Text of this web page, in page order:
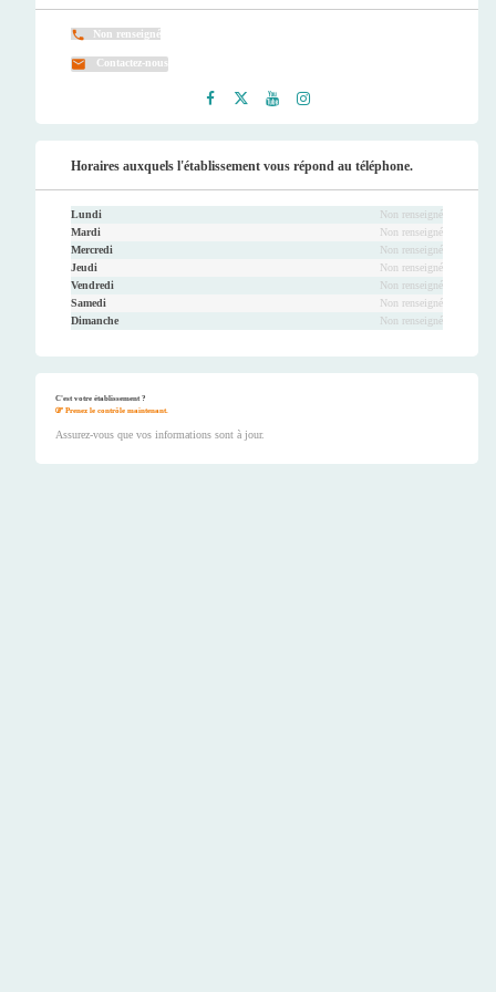
Non renseigné
Contactez-nous
ook
er
be
ram
Horaires auxquels l'établissement vous répond au téléphone.
Lundi
Non renseigné
Mardi
Non renseigné
Mercredi
Non renseigné
Jeudi
Non renseigné
Vendredi
Non renseigné
Samedi
Non renseigné
Dimanche
Non renseigné
C'est votre établissement ?
Prenez le contrôle maintenant.
Assurez-vous que vos informations sont à jour.